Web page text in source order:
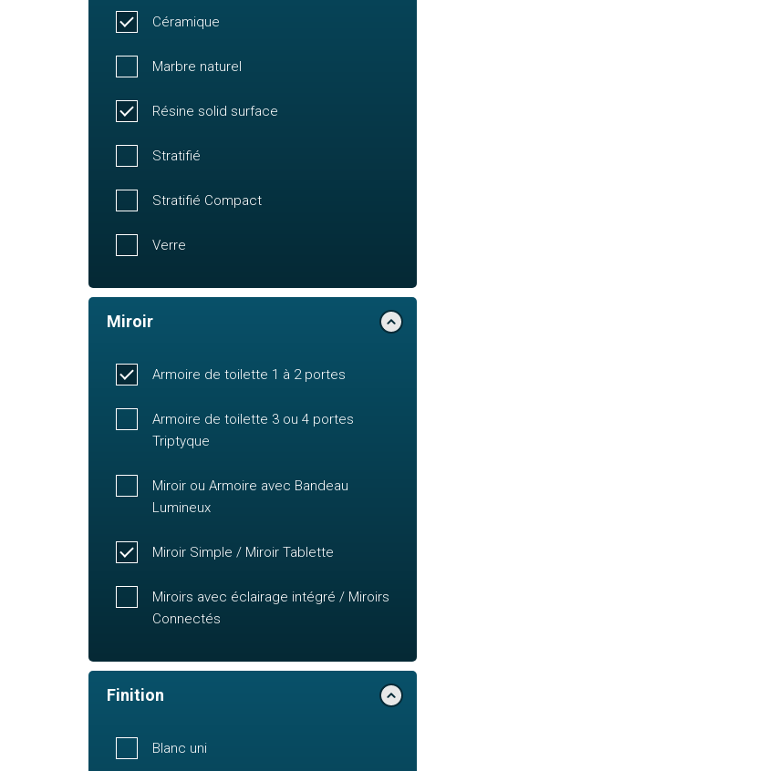
Céramique
Marbre naturel
Résine solid surface
Stratifié
Stratifié Compact
Verre
Miroir
Armoire de toilette 1 à 2 portes
Armoire de toilette 3 ou 4 portes
Triptyque
Miroir ou Armoire avec Bandeau
Lumineux
Miroir Simple / Miroir Tablette
Miroirs avec éclairage intégré / Miroirs
Connectés
Finition
Blanc uni